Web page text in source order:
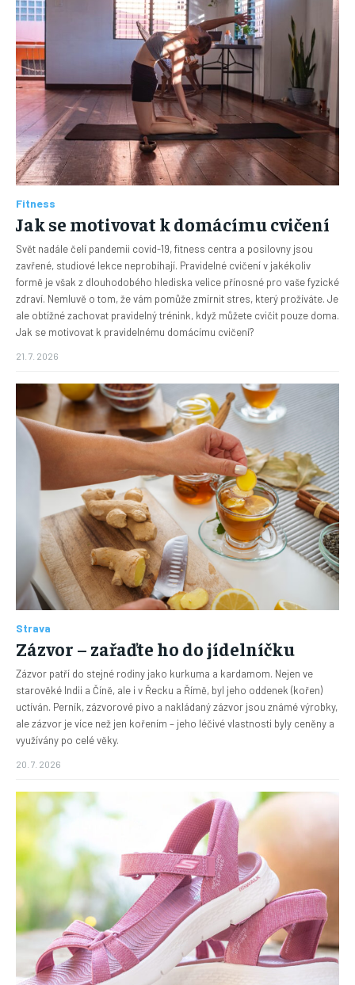
Fitness
Jak se motivovat k domácímu cvičení
Svět nadále čelí pandemii covid-19, fitness centra a posilovny jsou
zavřené, studiové lekce neprobíhají. Pravidelné cvičení v jakékoliv
formě je však z dlouhodobého hlediska velice přínosné pro vaše fyzické
zdraví. Nemluvě o tom, že vám pomůže zmírnit stres, který prožíváte. Je
ale obtížné zachovat pravidelný trénink, když můžete cvičit pouze doma.
Jak se motivovat k pravidelnému domácímu cvičení?
21. 7. 2026
Strava
Zázvor – zařaďte ho do jídelníčku
Zázvor patří do stejné rodiny jako kurkuma a kardamom. Nejen ve
starověké Indii a Číně, ale i v Řecku a Římě, byl jeho oddenek (kořen)
uctíván. Perník, zázvorové pivo a nakládaný zázvor jsou známé výrobky,
ale zázvor je více než jen kořením – jeho léčivé vlastnosti byly ceněny a
využívány po celé věky.
20. 7. 2026